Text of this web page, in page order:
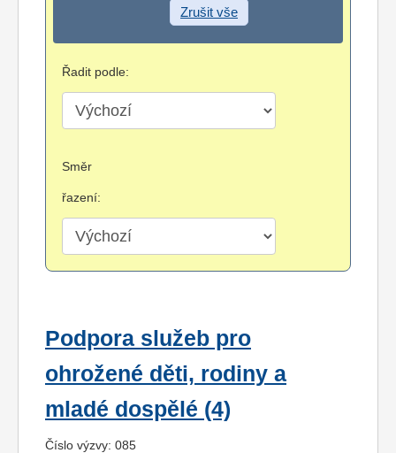
Zrušit vše
Řadit podle:
Směr
řazení:
Podpora služeb pro
ohrožené děti, rodiny a
mladé dospělé (4)
Číslo výzvy: 085